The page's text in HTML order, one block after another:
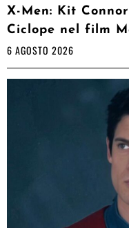
X-Men: Kit
Ciclope nel film
6 AGOSTO 2026